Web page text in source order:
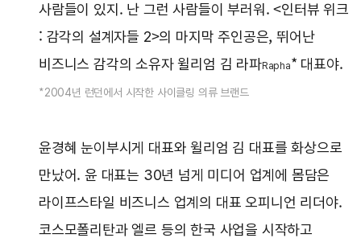
사람들이 있지. 난 그런 사람들이 부러워. <인터뷰 위크
: 감각의 설계자들 2>의 마지막 주인공은, 뛰어난
비즈니스 감각의 소유자 윌리엄 김 라파Rapha* 대표야.
*2004년 런던에서 시작한 사이클링 의류 브랜드
윤경혜 눈이부시게 대표와 윌리엄 김 대표를 화상으로
만났어. 윤 대표는 30년 넘게 미디어 업계에 몸담은
라이프스타일 비즈니스 업계의 대표 오피니언 리더야.
코스모폴리탄과 엘르 등의 한국 사업을 시작하고